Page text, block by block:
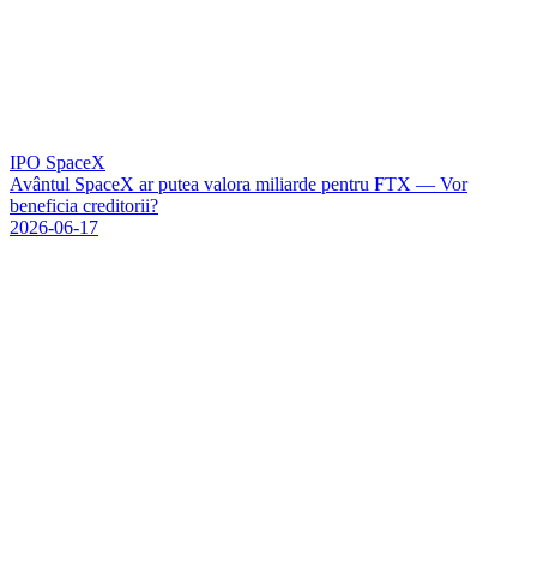
IPO SpaceX
Avântul SpaceX ar putea valora miliarde pentru FTX — Vor
beneficia creditorii?
2026-06-17